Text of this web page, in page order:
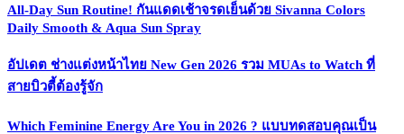
All-Day Sun Routine! กันแดดเช้าจรดเย็นด้วย Sivanna Colors
Daily Smooth & Aqua Sun Spray
อัปเดต ช่างแต่งหน้าไทย New Gen 2026 รวม MUAs to Watch ที่
สายบิวตี้ต้องรู้จัก
Which Feminine Energy Are You in 2026 ? แบบทดสอบคุณเป็น